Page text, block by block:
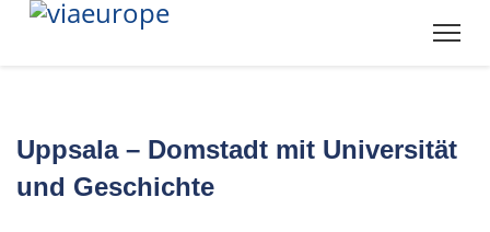
Uppsala – Domstadt mit Universität
und Geschichte